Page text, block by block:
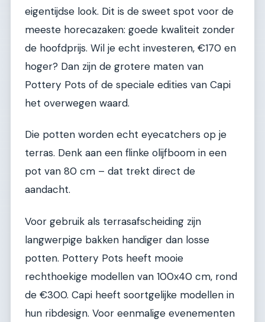
eigentijdse look. Dit is de sweet spot voor de
meeste horecazaken: goede kwaliteit zonder
de hoofdprijs. Wil je echt investeren, €170 en
hoger? Dan zijn de grotere maten van
Pottery Pots of de speciale edities van Capi
het overwegen waard.
Die potten worden echt eyecatchers op je
terras. Denk aan een flinke olijfboom in een
pot van 80 cm – dat trekt direct de
aandacht.
Voor gebruik als terrasafscheiding zijn
langwerpige bakken handiger dan losse
potten. Pottery Pots heeft mooie
rechthoekige modellen van 100x40 cm, rond
de €300. Capi heeft soortgelijke modellen in
hun ribdesign. Voor eenmalige evenementen